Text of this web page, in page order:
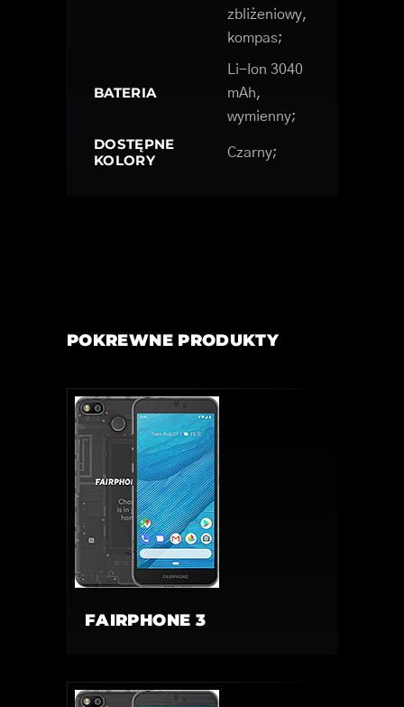
zbliżeniowy,
kompas;
BATERIA
Li-Ion 3040
mAh,
wymienny;
DOSTĘPNE
KOLORY
Czarny;
POKREWNE PRODUKTY
FAIRPHONE 3